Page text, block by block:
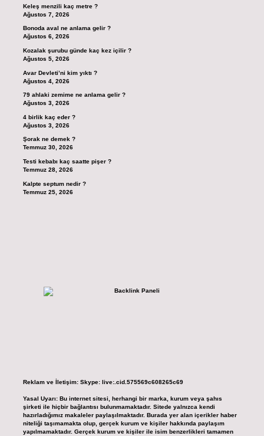
Keleş menzili kaç metre ?
Ağustos 7, 2026
Bonoda aval ne anlama gelir ?
Ağustos 6, 2026
Kozalak şurubu günde kaç kez içilir ?
Ağustos 5, 2026
Avar Devleti’ni kim yıktı ?
Ağustos 4, 2026
79 ahlaki zemime ne anlama gelir ?
Ağustos 3, 2026
4 birlik kaç eder ?
Ağustos 3, 2026
Şorak ne demek ?
Temmuz 30, 2026
Testi kebabı kaç saatte pişer ?
Temmuz 28, 2026
Kalpte septum nedir ?
Temmuz 25, 2026
Reklam ve İletişim: Skype: live:.cid.575569c608265c69
Yasal Uyarı: Bu internet sitesi, herhangi bir marka, kurum veya şahıs
şirketi ile hiçbir bağlantısı bulunmamaktadır. Sitede yalnızca kendi
hazırladığımız makaleler paylaşılmaktadır. Burada yer alan içerikler haber
niteliği taşımamakta olup, gerçek kurum ve kişiler hakkında paylaşım
yapılmamaktadır. Gerçek kurum ve kişiler ile isim benzerlikleri tamamen